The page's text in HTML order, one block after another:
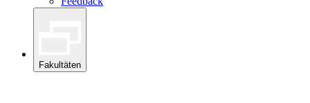
Fakultäten